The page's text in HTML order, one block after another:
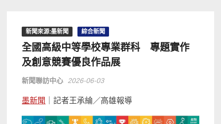
新聞來源:墨新聞 綜合新聞
全國高級中等學校專業群科 專題實作
及創意競賽優良作品展
新聞聯訪中心 2026-06-03
墨新聞 ｜記者王承綸／高雄報導